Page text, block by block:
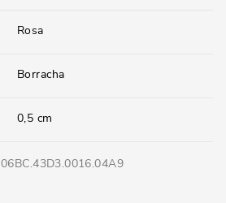
Rosa
Borracha
0,5 cm
06BC.43D3.0016.04A9